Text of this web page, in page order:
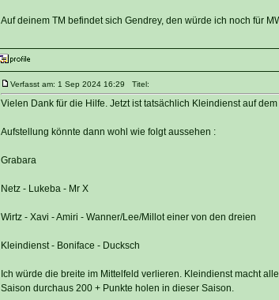
Auf deinem TM befindet sich Gendrey, den würde ich noch für
Verfasst am: 1 Sep 2024 16:29 Titel:
Vielen Dank für die Hilfe. Jetzt ist tatsächlich Kleindienst auf
Aufstellung könnte dann wohl wie folgt aussehen :
Grabara
Netz - Lukeba - Mr X
Wirtz - Xavi - Amiri - Wanner/Lee/Millot einer von den dreien
Kleindienst - Boniface - Ducksch
Ich würde die breite im Mittelfeld verlieren. Kleindienst macht
Saison durchaus 200 + Punkte holen in dieser Saison.